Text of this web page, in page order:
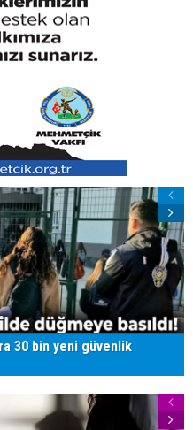
30 bin yeni güvenlik